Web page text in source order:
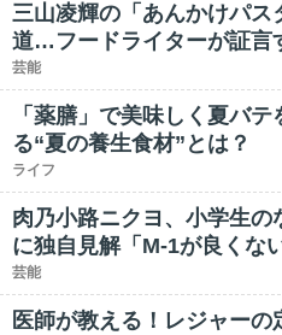
三山凌輝の「あんかけパス
道…フードライターが証言
芸能
「薬膳」で美味しく夏バ
る“夏の養生食材”とは？
ライフ
肉乃小路ニクヨ、小学生
に独自見解「M-1が良くな
芸能
医師が教える！レジャー